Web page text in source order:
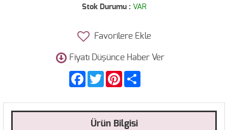
Stok Durumu : VAR
Favorilere Ekle
Fiyatı Düşünce Haber Ver
FacebookTwitter Pinterest
Ürün Bilgisi